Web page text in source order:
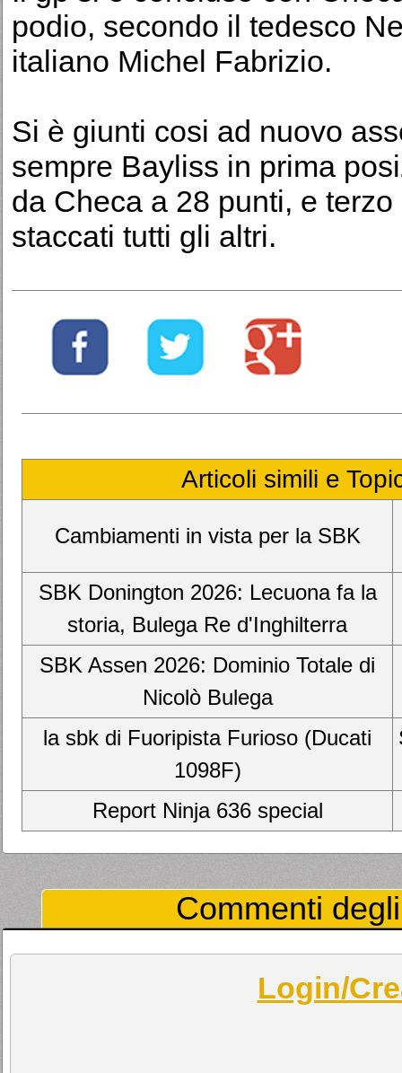
podio, secondo il tedesco
italiano Michel Fabrizio.
Si è giunti cosi ad nuovo
sempre Bayliss in prima
da Checa a 28 punti, e
staccati tutti gli altri.
Articoli simili e
Cambiamenti in vista per la SBK
SBK Donington 2026: Lecuona fa la
storia, Bulega Re d'Inghilterra
SBK Assen 2026: Dominio Totale di
Nicolò Bulega
la sbk di Fuoripista Furioso (Ducati
1098F)
Report Ninja 636 special
Commenti
Login/